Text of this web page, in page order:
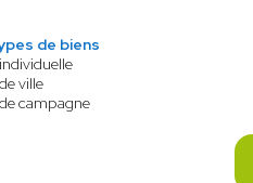
de biens
ville
campagne